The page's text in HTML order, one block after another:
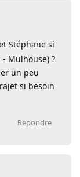
Stéphane si
Mulhouse) ?
un peu
si besoin
Répondre